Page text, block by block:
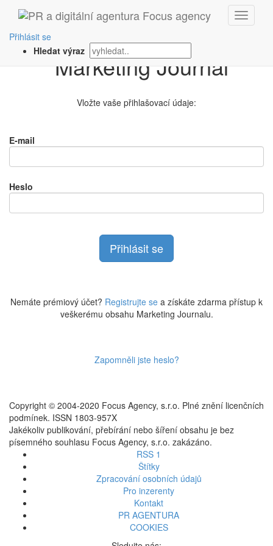
Přihlásit se
Hledat výrazPřihlášení na
Vložte vaše přihlašovací údaje:
E-mail
Heslo
Nemáte prémiový účet? Registrujte se a získáte zdarma přístup k
veškerému obsahu Marketing Journalu.
Zapomněli jste heslo?
Copyright © 2004-2020 Focus Agency, s.r.o. Plné znění licenčních
podmínek. ISSN 1803-957X
Jakékoliv publikování, přebírání nebo šíření obsahu je bez
písemného souhlasu Focus Agency, s.r.o. zakázáno.
RSS 1
Štítky
Zpracování osobních údajů
Pro inzerenty
Kontakt
PR AGENTURA
COOKIES